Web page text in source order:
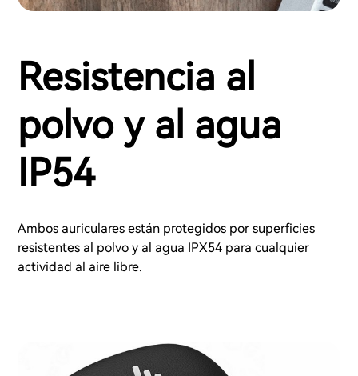
Resistencia al
polvo y al agua
IP54
Ambos auriculares están protegidos por superficies
resistentes al polvo y al agua IPX54 para cualquier
actividad al aire libre.